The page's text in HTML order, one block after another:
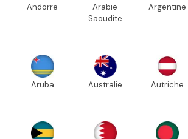
Andorre
Arabie
Saoudite
Argentine
Aruba Australie Autriche